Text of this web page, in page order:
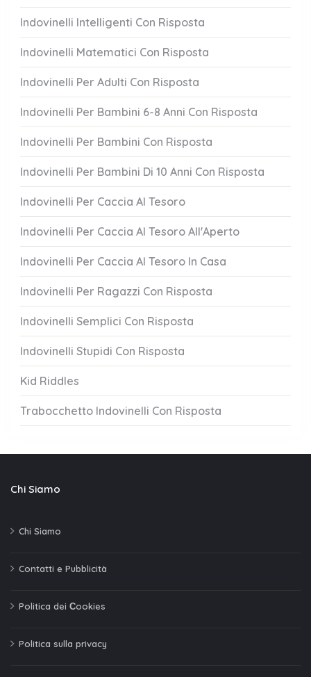
Indovinelli Intelligenti Con Risposta
Indovinelli Matematici Con Risposta
Indovinelli Per Adulti Con Risposta
Indovinelli Per Bambini 6-8 Anni Con Risposta
Indovinelli Per Bambini Con Risposta
Indovinelli Per Bambini Di 10 Anni Con Risposta
Indovinelli Per Caccia Al Tesoro
Indovinelli Per Caccia Al Tesoro All'Aperto
Indovinelli Per Caccia Al Tesoro In Casa
Indovinelli Per Ragazzi Con Risposta
Indovinelli Semplici Con Risposta
Indovinelli Stupidi Con Risposta
Kid Riddles
Trabocchetto Indovinelli Con Risposta
Chi Siamo
Chi Siamo
Contatti e Pubblicità
Politica dei Сookies
Politica sulla privacy